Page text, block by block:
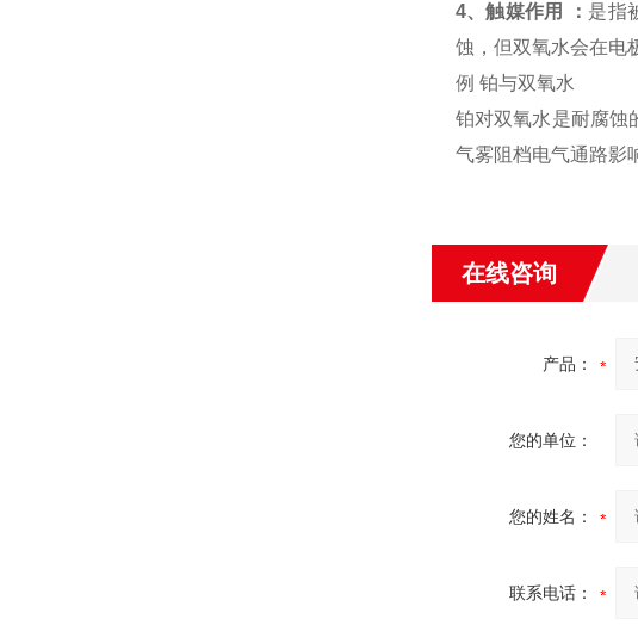
4、触媒作用 ： 是指
蚀，但双氧水会在电
例 铂与双氧水
铂对双氧水是耐腐蚀
气雾阻档电气通路影
在线咨询
产品：
您的单位：
您的姓名：
联系电话：